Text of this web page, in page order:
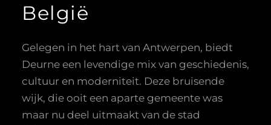
België
Gelegen in het hart van Antwerpen, biedt
Deurne een levendige mix van geschiedenis,
cultuur en moderniteit. Deze bruisende
wijk, die ooit een aparte gemeente was
maar nu deel uitmaakt van de stad